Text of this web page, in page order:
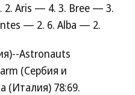
2. Aris — 4. 3. Bree — 3.
— 2. 6. Alba — 2.
Astronauts
(Сербия и
(Италия) 78:69.